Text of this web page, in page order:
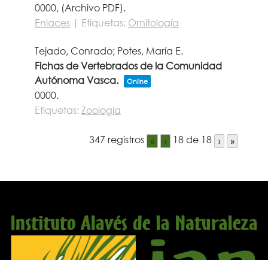
0000, (Archivo PDF).
Enlaces | Etiquetas: Ornitología
Tejado, Conrado; Potes, María E.
Fichas de Vertebrados de la Comunidad
Autónoma Vasca.
Online
0000.
Etiquetas: Zoología
347 registros « ‹ 18 de 18 › »